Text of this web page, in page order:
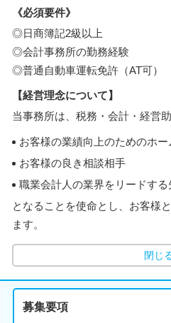
《必須要件》
◎日商簿記2級以上
◎会計事務所の勤務経験
◎普通自動車運転免許（AT可）
【経営理念について】
当事務所は、税務・会計・経営
お客様の業績向上のためのホー
お客様の良き相談相手
職業会計人の業界をリードする
となることを使命とし、お客様
ます。
閉じ
募集要項